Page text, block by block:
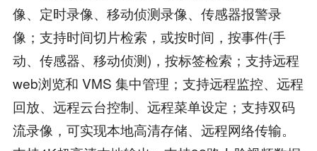
像、定时录像、移动侦测录像、传感器报警录
像；支持时间切片检索，或按时间，按事件(手
动、传感器、移动侦测)，按标签检索；支持远程
web浏览和 VMS 集中管理；支持远程监控、远程
回放、远程云台控制、远程菜单设定；支持双码
流录像，可实现本地高清存储、远程网络传输。